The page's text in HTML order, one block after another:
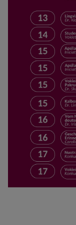
eksponuojama
metų balandžio